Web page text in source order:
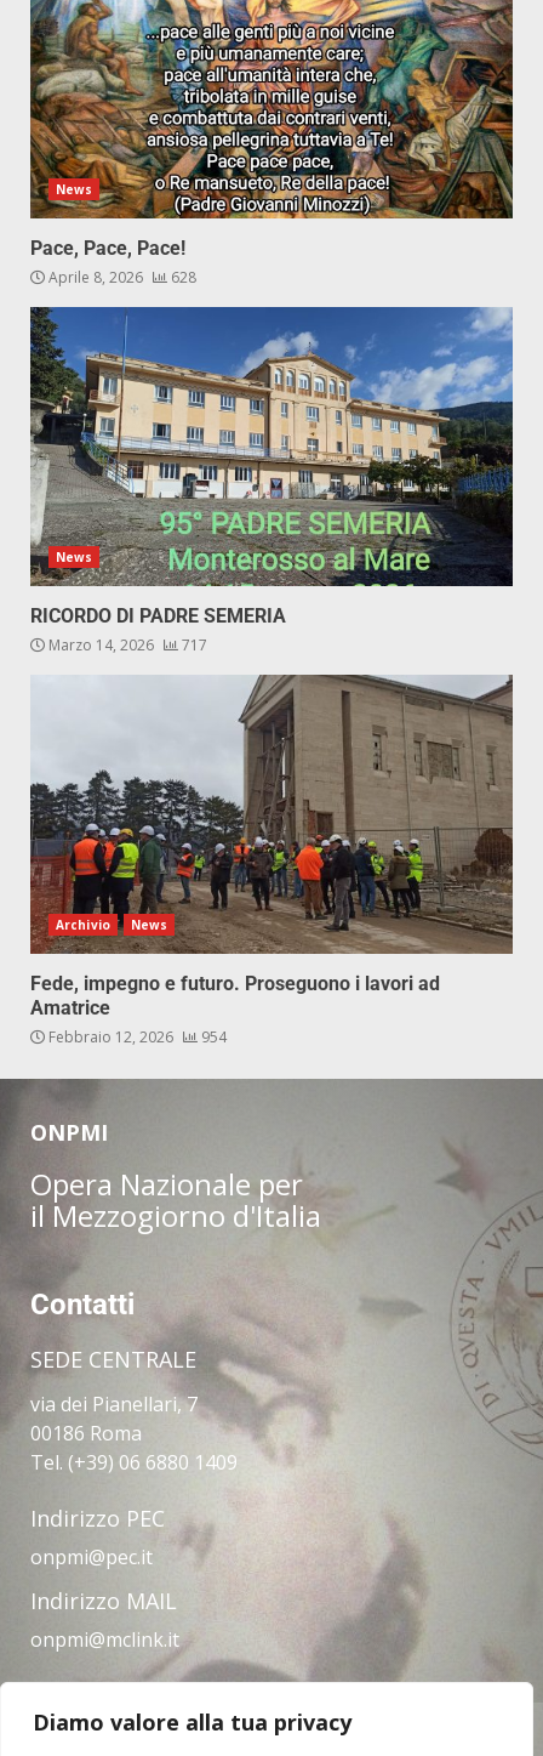
Diamo valore alla tua privacy
News
Pace, Pace, Pace!
Aprile 8, 2026 628
News
RICORDO DI PADRE SEMERIA
Marzo 14, 2026 717
Archivio News
Fede, impegno e futuro. Proseguono i lavori ad
Amatrice
Febbraio 12, 2026 954
ONPMI
Opera Nazionale per
il Mezzogiorno d'Italia
Contatti
SEDE CENTRALE
via dei Pianellari, 7
00186 Roma
Tel. (+39) 06 6880 1409
Indirizzo PEC
onpmi@pec.it
Indirizzo MAIL
onpmi@mclink.it
Amministrazione trasparente
Privacy Policy